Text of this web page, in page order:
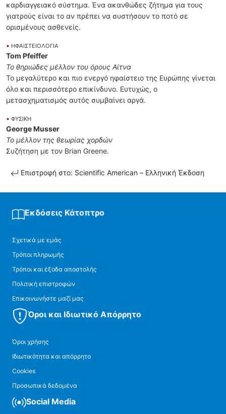
καρδιαγγειακό σύστημα. Ένα ακανθώδες ζήτημα για τους
γιατρούς είναι το αν πρέπει να συστήσουν το ποτό σε
ορισμένους ασθενείς.
• ΗΦΑΙΣΤΕΙΟΛΟΓΙΑ
Tom Pfeiffer
Το θηριώδες μέλλον του όρους Αίτνα
Το μεγαλύτερο και πιο ενεργό ηφαίστειο της Ευρώπης γίνεται
όλο και περισσότερο επικίνδυνο. Ευτυχώς, ο
μετασχηματισμός αυτός συμβαίνει αργά.
• ΦΥΣΙΚΗ
George Musser
Το μέλλον της θεωρίας χορδών
Συζήτηση με τον Brian Greene.
Επιστροφή στο: Scientific American – Ελληνική Έκδοση
Εκδόσεις Κάτοπτρο
Σχετικά με εμάς
Τρόποι πληρωμής
Τρόποι και έξοδα αποστολής
Πολιτική επιστροφών
Επικοινωνήστε μαζί μας
Όροι και Ιδιωτικό Απόρρητο
Όροι χρήσης
Ιδιωτικότητα και απόρρητο
Cookies
Προσωπικά δεδομένα
Social Media